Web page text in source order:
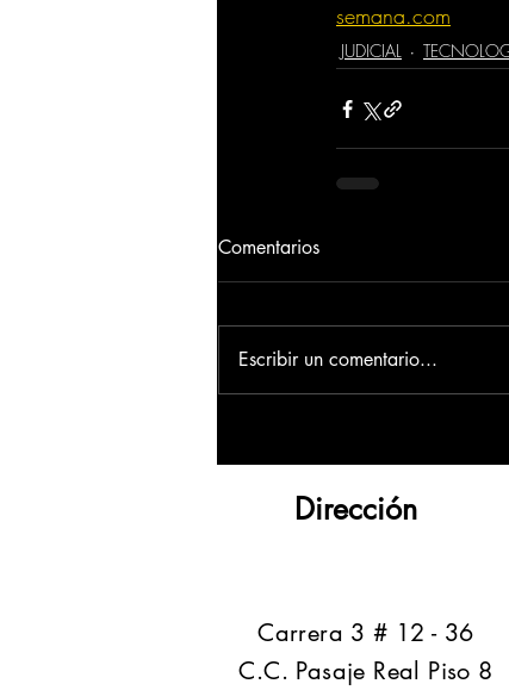
semana.com
JUDICIAL
Comentarios
Escribir un comentario...
Dirección
​Carrera 3 # 12 - 36
C.C. Pasaje Real Piso 8